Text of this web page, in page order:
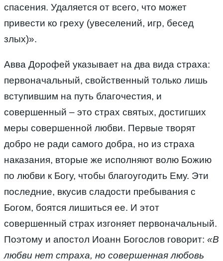
спасения. Удаляется от всего, что может
привести ко греху (увеселений, игр, бесед
злых)».
Авва Дорофей указывает на два вида страха:
первоначальный, свойственный только лишь
вступившим на путь благочестия, и
совершенный – это страх святых, достигших
меры совершенной любви. Первые творят
добро не ради самого добра, но из страха
наказания, вторые же исполняют волю Божию
по любви к Богу, чтобы благоугодить Ему. Эти
последние, вкусив сладости пребывания с
Богом, боятся лишиться ее. И этот
совершенный страх изгоняет первоначальный.
Поэтому и апостол Иоанн Богослов говорит: «В
любви нет страха, но совершенная любовь